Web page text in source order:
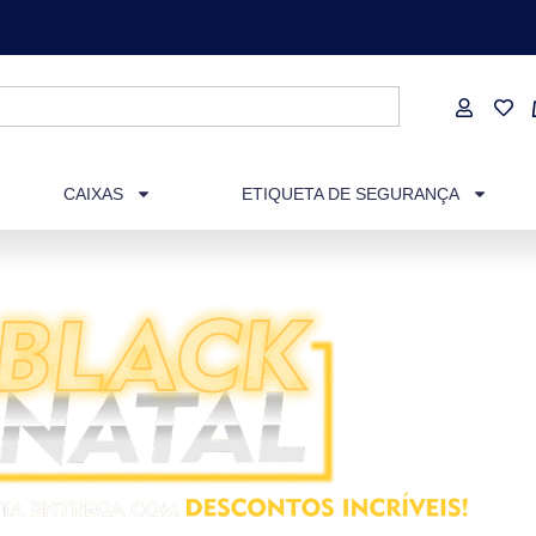
CAIXAS ETIQUETA DE SEGURANÇA